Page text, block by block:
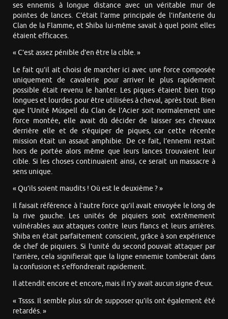
ses ennemis à longue distance avec un véritable mur de
pointes de lances. C’était l’arme principale de l’infanterie du
Clan de la Flamme, et Shiba lui-même savait à quel point elles
étaient efficaces.
« C’est assez pénible d’en être la cible. »
Le fait qu’il ait choisi de marcher ici avec une force composée
uniquement de cavalerie pour arriver le plus rapidement
possible était revenu le hanter. Les piques étaient bien trop
longues et lourdes pour être utilisées à cheval, après tout. Bien
que l’Unité Múspell du Clan de l’Acier soit normalement une
force montée, elle avait dû décider de laisser ses chevaux
derrière elle et de s’équiper de piques, car cette récente
mission était un assaut amphibie. De ce fait, l’ennemi restait
hors de portée alors même que leurs lances trouvaient leur
cible. Si les choses continuaient ainsi, ce serait un massacre à
sens unique.
« Qu’ils soient maudits ! Où est le deuxième ? »
Il faisait référence à l’autre force qu’il avait envoyée le long de
la rive gauche. Les unités de piquiers sont extrêmement
vulnérables aux attaques contre leurs flancs et leurs arrières.
Shiba en était parfaitement conscient, grâce à son expérience
de chef de piquiers. Si l’unité du second pouvait attaquer par
l’arrière, cela signifierait que la ligne ennemie tomberait dans
la confusion et s’effondrerait rapidement.
Il attendit encore et encore, mais il n’y avait aucun signe d’eux.
« Tssss. Il semble plus sûr de supposer qu’ils ont également été
retardés. »